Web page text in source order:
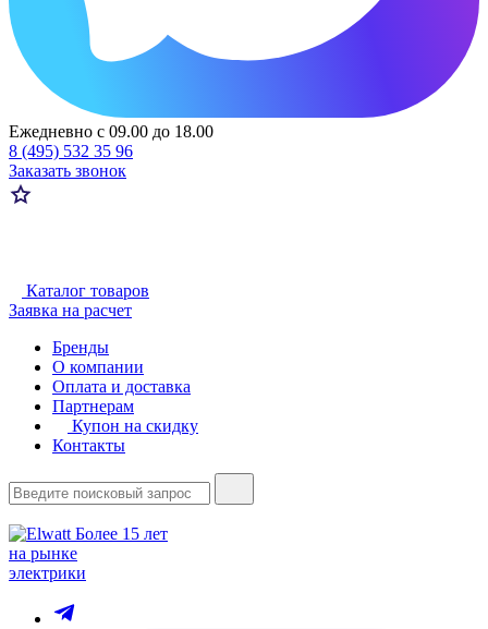
Ежедневно с 09.00 до 18.00
8 (495) 532 35 96
Заказать звонок
Каталог товаров
Заявка на расчет
Бренды
О компании
Оплата и доставка
Партнерам
Купон на скидку
Контакты
Более 15 лет
на рынке
электрики